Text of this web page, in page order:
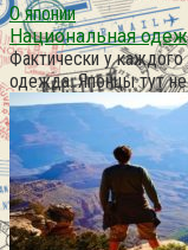
О японии
Национальная
Фактически у каждого
одежда. Японцы тут